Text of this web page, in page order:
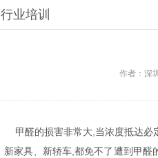
行业培训
作者：深
甲醛的损害非常大,当浓度抵达必
新家具、新轿车,都免不了遭到甲